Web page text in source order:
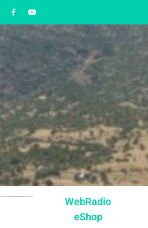
WebRadio
eShop